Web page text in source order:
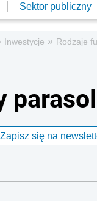
Sektor publiczny
Inwestycje » Rodzaje
Zapisz się na